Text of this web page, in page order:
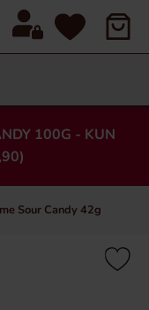
100G - KUN
Sour Candy 42g
×